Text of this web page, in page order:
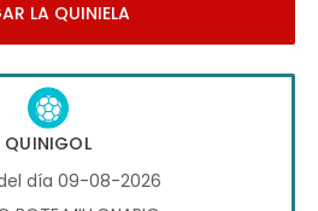
LA QUINIELA
QUINIGOL
día 09-08-2026